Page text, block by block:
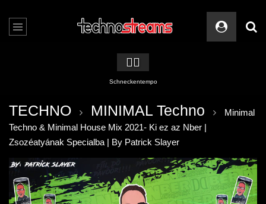
🏳️‍🌈
Schneckentempo
TECHNO MINIMAL Techno
Minimal
Techno & Minimal House Mix 2021- Ki ez az Nber |
Zsozéatyának Specialba | By Patrick Slayer